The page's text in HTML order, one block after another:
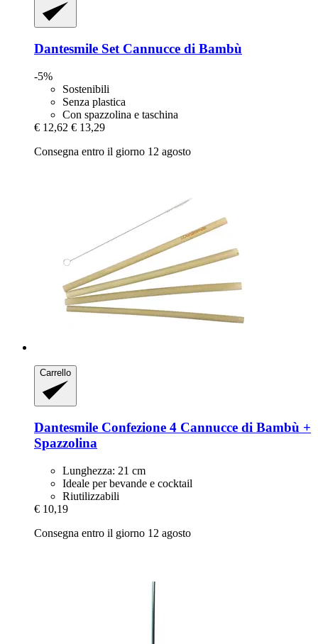
Dantesmile Set Cannucce di Bambù
-5%
Sostenibili
Senza plastica
Con spazzolina e taschina
€ 12,62 € 13,29
Consegna entro il giorno 12 agosto
Carrello
Dantesmile Confezione 4 Cannucce di Bambù +
Spazzolina
Lunghezza: 21 cm
Ideale per bevande e cocktail
Riutilizzabili
€ 10,19
Consegna entro il giorno 12 agosto